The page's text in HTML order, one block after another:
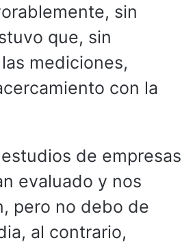
sin
que, sin
mediciones,
con la
de empresas
evaluado y nos
pero no debo de
al contrario,